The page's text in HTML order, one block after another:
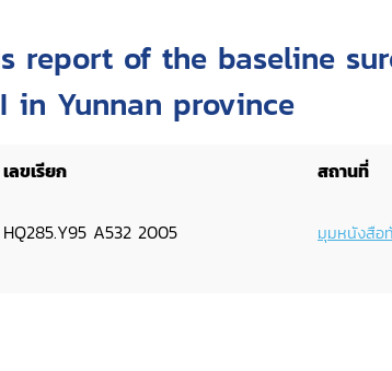
report of the baseline
in Yunnan province
เลขเรียก สถานที่
HQ285.Y95 A532 2005 มุมหนังสือ